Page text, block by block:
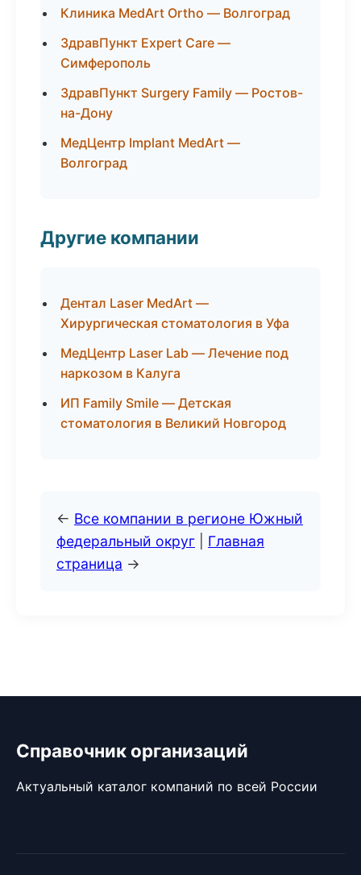
Клиника MedArt Ortho — Волгоград
ЗдравПункт Expert Care —
Симферополь
ЗдравПункт Surgery Family — Ростов-
на-Дону
МедЦентр Implant MedArt —
Волгоград
Другие компании
Дентал Laser MedArt —
Хирургическая стоматология в Уфа
МедЦентр Laser Lab — Лечение под
наркозом в Калуга
ИП Family Smile — Детская
стоматология в Великий Новгород
← Все компании в регионе Южный
федеральный округ
Главная
страница →
Справочник организаций
Актуальный каталог компаний по всей России